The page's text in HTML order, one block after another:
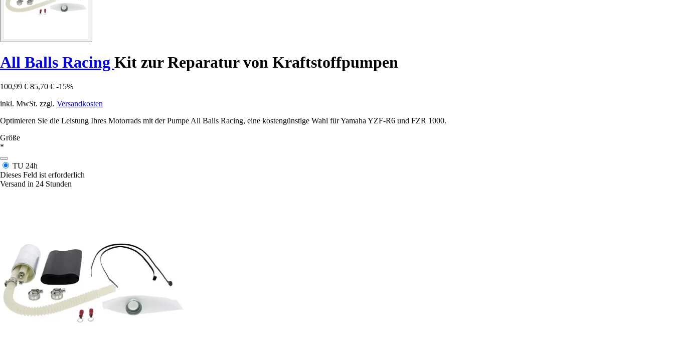
All Balls Racing Kit zur Reparatur von Kraftstoffpumpen
100,99 € 85,70 € -15%
inkl. MwSt. zzgl. Versandkosten
Optimieren Sie die Leistung Ihres Motorrads mit der Pumpe All Balls Racing, eine kostengünstige Wahl für Yamaha YZF-R6 und FZR 1000.
Größe
*
TU 24h
Dieses Feld ist erforderlich
Versand in 24 Stunden